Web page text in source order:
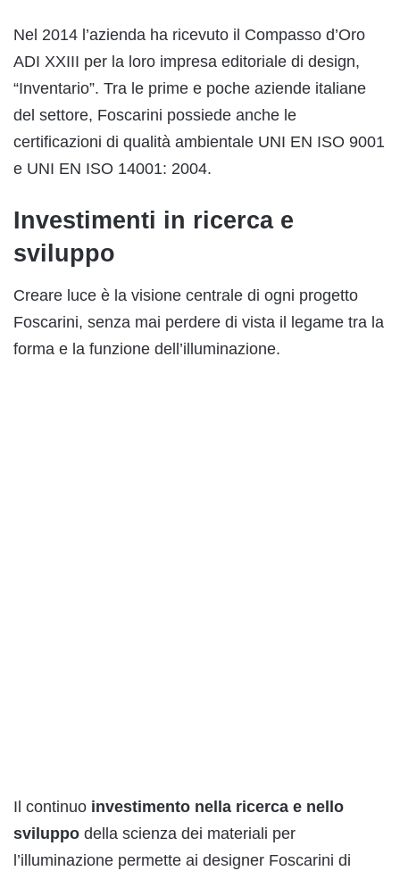
Nel 2014 l’azienda ha ricevuto il Compasso d’Oro
ADI XXIII per la loro impresa editoriale di design,
“Inventario”. Tra le prime e poche aziende italiane
del settore, Foscarini possiede anche le
certificazioni di qualità ambientale UNI EN ISO 9001
e UNI EN ISO 14001: 2004.
Investimenti in ricerca e
sviluppo
Creare luce è la visione centrale di ogni progetto
Foscarini, senza mai perdere di vista il legame tra la
forma e la funzione dell’illuminazione.
Il continuo investimento nella ricerca e nello
sviluppo della scienza dei materiali per
l’illuminazione permette ai designer Foscarini di